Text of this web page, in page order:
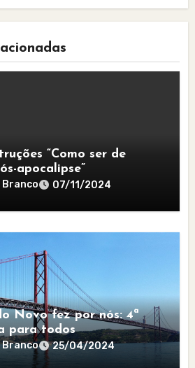
“Como ser de
apocalipse”
Branco 07/11/2024
Novo fez por nós: 4ª
para todos
Branco 25/04/2024